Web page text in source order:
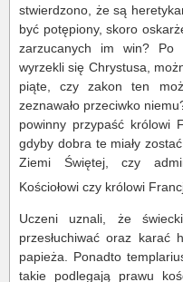
stwierdzono, że są
być potępiony, skoro
zarzucanych im win? Po
wyrzekli się Chrystusa,
piąte, czy zakon ten
zeznawało przeciwko
powinny przypaść królowi
gdyby dobra te miały
Ziemi Świętej, czy
Kościołowi czy królowi
Uczeni uznali, że
przesłuchiwać oraz karać
papieża. Ponadto
takie podlegają prawu